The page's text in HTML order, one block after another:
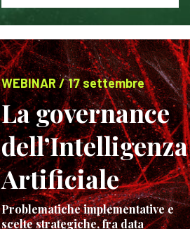
WEBINAR / 17 settembre
La governance
dell’Intelligenza
Artificiale
Problematiche implementative e
scelte strategiche, fra data